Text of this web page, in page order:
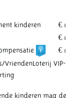
kinderen
€
€
€
VriendenLoterij
kinderen mag